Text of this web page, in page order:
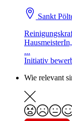
Sankt
...
Initiativ
Wie relevant